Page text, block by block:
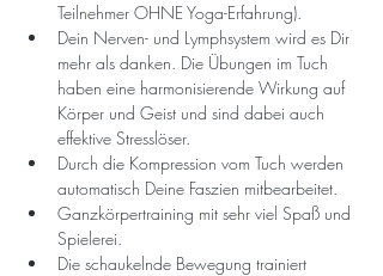
Teilnehmer OHNE Yoga-Erfahrung).
Dein Nerven- und Lymphsystem wird es Dir
mehr als danken. Die Übungen im Tuch
haben eine harmonisierende Wirkung auf
Körper und Geist und sind dabei auch
effektive Stresslöser.
Durch die Kompression vom Tuch werden
automatisch Deine Faszien mitbearbeitet.
Ganzkörpertraining mit sehr viel Spaß und
Spielerei.
Die schaukelnde Bewegung trainiert